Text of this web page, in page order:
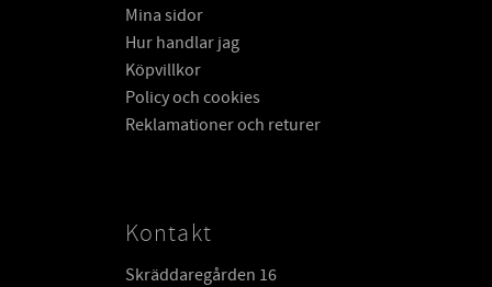
Mina sidor
Hur handlar jag
Köpvillkor
Policy och cookies
Reklamationer och returer
Kontakt
Skräddaregården 16